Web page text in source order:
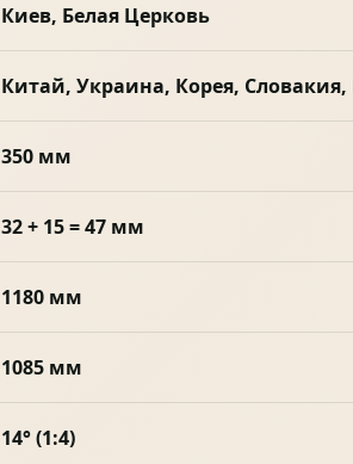
Киев, Белая Церковь
Китай, Украина, Корея,
350 мм
32 + 15 = 47 мм
1180 мм
1085 мм
14° (1:4)